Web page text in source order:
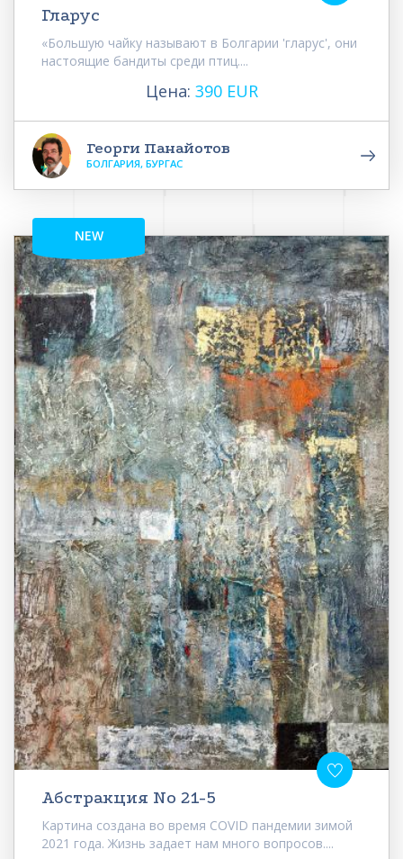
Гларус
«Большую чайку называют в Болгарии 'гларус', они
настоящие бандиты среди птиц....
Цена: 390 EUR
Георги Панайотов
БОЛГАРИЯ, БУРГАС
NEW
Абстракция No 21-5
Картина создана во время COVID пандемии зимой
2021 года. Жизнь задает нам много вопросов....